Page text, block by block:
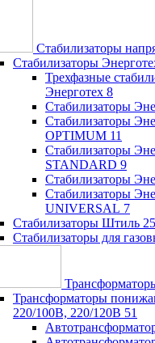
Стабилизаторы
Стабилизаторы
Трехфазные
Энерготех 8
Стабилизаторы
Стабилизаторы
OPTIMUM 11
Стабилизаторы
STANDARD 9
Стабилизаторы
Стабилизаторы
UNIVERSAL 7
Стабилизаторы Штиль 25
Стабилизаторы для
Трансформаторы
220/100В, 220/120В 51